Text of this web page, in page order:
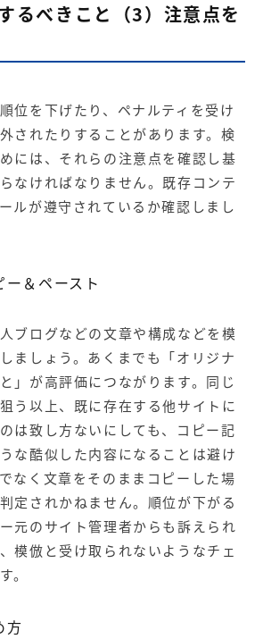
るべきこと（3）注意点を
位を下げたり、ペナルティを受け
されたりすることがあります。検
には、それらの注意点を確認し基
なければなりません。既存コンテ
ルが遵守されているか確認しまし
＆ペースト
ブログなどの文章や構成などを模
ましょう。あくまでも「オリジナ
」が高評価につながります。同じ
う以上、既に存在する他サイトに
は致し方ないにしても、コピー記
な酷似した内容になることは避け
なく文章をそのままコピーした場
定されかねません。順位が下がる
元のサイト管理者からも訴えられ
模倣と受け取られないようなチェ
。
方